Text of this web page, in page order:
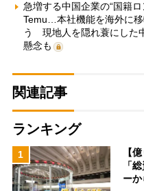
急増する中国企業の“国籍
Temu…本社機能を海外に
う 現地人を隠れ蓑にした
懸念も
関連記事
ランキング
1
【
「
ー